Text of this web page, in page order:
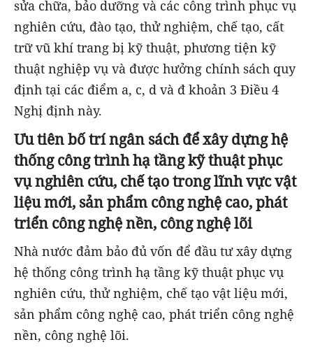
sửa chữa, bảo dưỡng và các công trình phục vụ
nghiên cứu, đào tạo, thử nghiệm, chế tạo, cất
trữ vũ khí trang bị kỹ thuật, phương tiện kỹ
thuật nghiệp vụ và được hưởng chính sách quy
định tại các điểm a, c, d và đ khoản 3 Điều 4
Nghị định này.
Ưu tiên bố trí ngân sách để xây dựng hệ
thống công trình hạ tầng kỹ thuật phục
vụ nghiên cứu, chế tạo trong lĩnh vực vật
liệu mới, sản phẩm công nghệ cao, phát
triển công nghệ nền, công nghệ lõi
Nhà nước đảm bảo đủ vốn để đầu tư xây dựng
hệ thống công trình hạ tầng kỹ thuật phục vụ
nghiên cứu, thử nghiệm, chế tạo vật liệu mới,
sản phẩm công nghệ cao, phát triển công nghệ
nền, công nghệ lõi.